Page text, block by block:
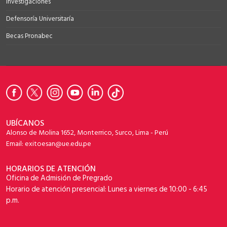
Defensoría Universitaría
Becas Pronabec
UBÍCANOS
Alonso de Molina 1652, Monterrico, Surco, Lima - Perú
Email: exitoesan@ue.edu.pe
HORARIOS DE ATENCIÓN
Oficina de Admisión de Pregrado
Horario de atención presencial: Lunes a viernes de 10:00 - 6:45
p.m.